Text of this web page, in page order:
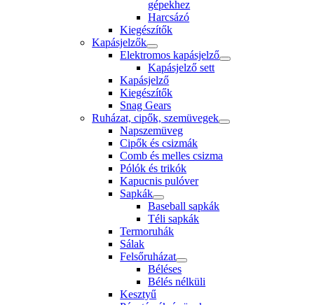
gépekhez
Harcsázó
Kiegészítők
Kapásjelzők
Elektromos kapásjelző
Kapásjelző sett
Kapásjelző
Kiegészítők
Snag Gears
Ruházat, cipők, szemüvegek
Napszemüveg
Cipők és csizmák
Comb és melles csizma
Pólók és trikók
Kapucnis pulóver
Sapkák
Baseball sapkák
Téli sapkák
Termoruhák
Sálak
Felsőruházat
Béléses
Bélés nélküli
Kesztyű